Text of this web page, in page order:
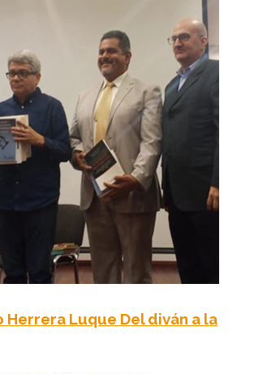
Herrera Luque Del diván a la